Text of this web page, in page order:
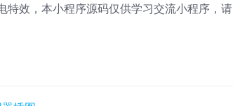
特效，本小程序源码仅供学习交流小程序，请